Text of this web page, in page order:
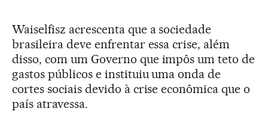
Waiselfisz acrescenta que a sociedade
brasileira deve enfrentar essa crise, além
disso, com um Governo que impôs um teto de
gastos públicos e instituiu uma onda de
cortes sociais devido à crise econômica que o
país atravessa.